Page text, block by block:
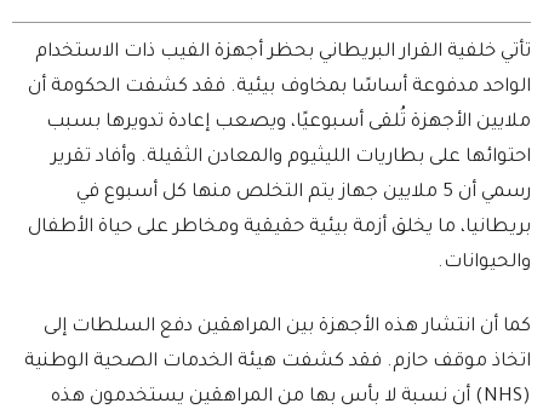
تأتي خلفية القرار البريطاني بحظر أجهزة الفيب ذات الاستخدام
الواحد مدفوعة أساسًا بمخاوف بيئية. فقد كشفت الحكومة أن
ملايين الأجهزة تُلقى أسبوعيًا، ويصعب إعادة تدويرها بسبب
احتوائها على بطاريات الليثيوم والمعادن الثقيلة. وأفاد تقرير
رسمي أن 5 ملايين جهاز يتم التخلص منها كل أسبوع في
بريطانيا، ما يخلق أزمة بيئية حقيقية ومخاطر على حياة الأطفال
والحيوانات.
كما أن انتشار هذه الأجهزة بين المراهقين دفع السلطات إلى
اتخاذ موقف حازم. فقد كشفت هيئة الخدمات الصحية الوطنية
(NHS) أن نسبة لا بأس بها من المراهقين يستخدمون هذه